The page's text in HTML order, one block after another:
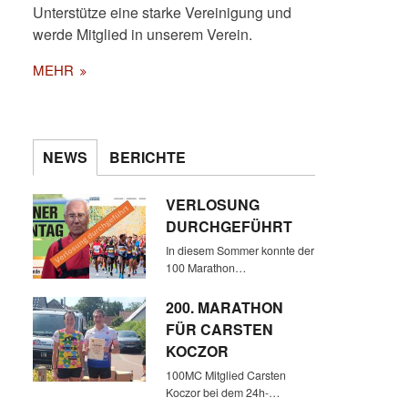
TORSTEN, JAQUELINE UND
ARNE (QUENTSCH) SIND AUS
DEUTSCHLAND ANGEREIST
Unterstütze eine starke Vereinigung und
werde Mitglied in unserem Verein.
MEHR
NEWS BERICHTE
VERLOSUNG
DURCHGEFÜHRT
In diesem Sommer konnte der
100 Marathon…
200. MARATHON
FÜR CARSTEN
KOCZOR
100MC Mitglied Carsten
Koczor bei dem 24h-…